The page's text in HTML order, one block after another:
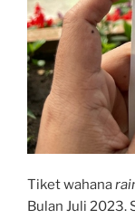
Tiket wahana
Bulan Juli 2023.